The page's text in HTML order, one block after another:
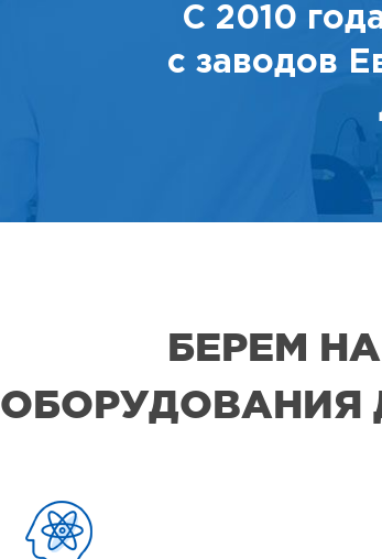
С 2010
с заводов
БЕРЕМ
ОБОРУДОВАНИЯ